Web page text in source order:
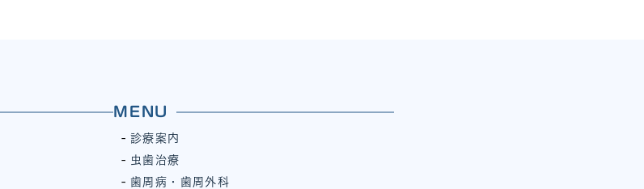
MENU
診療案内
虫歯治療
歯周病・歯周外科